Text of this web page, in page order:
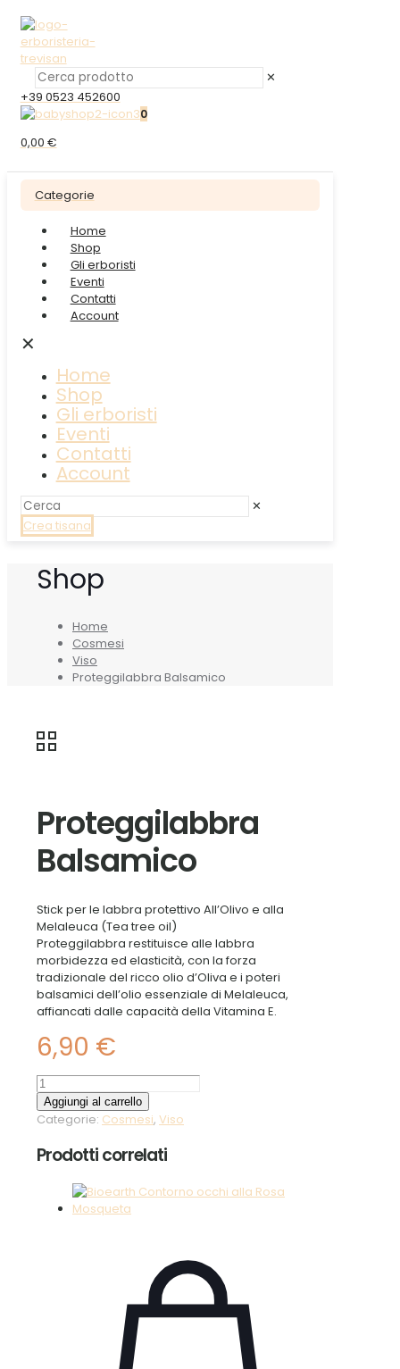
✕
+39 0523 452600
0
0,00 €
Categorie
Home
Shop
Gli erboristi
Eventi
Contatti
Account
✕
Home
Shop
Gli erboristi
Eventi
Contatti
Account
✕
Crea tisana
Shop
Home
Cosmesi
Viso
Proteggilabbra Balsamico
Proteggilabbra
Balsamico
Stick per le labbra protettivo All’Olivo e alla
Melaleuca (Tea tree oil)
Proteggilabbra restituisce alle labbra
morbidezza ed elasticità, con la forza
tradizionale del ricco olio d’Oliva e i poteri
balsamici dell’olio essenziale di Melaleuca,
affiancati dalle capacità della Vitamina E.
6,90 €
Proteggilabbra
Balsamico
quantità
Aggiungi al carrello
Categorie: Cosmesi, Viso
Prodotti correlati